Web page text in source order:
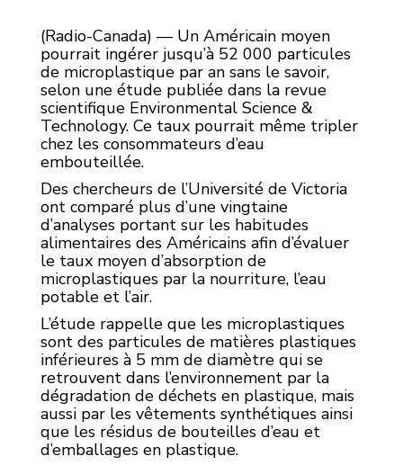
(Radio-Canada) — Un Américain moyen
pourrait ingérer jusqu’à 52 000 particules
de microplastique par an sans le savoir,
selon une étude publiée dans la revue
scientifique Environmental Science &
Technology. Ce taux pourrait même tripler
chez les consommateurs d’eau
embouteillée.
Des chercheurs de l’Université de Victoria
ont comparé plus d’une vingtaine
d’analyses portant sur les habitudes
alimentaires des Américains afin d’évaluer
le taux moyen d’absorption de
microplastiques par la nourriture, l’eau
potable et l’air.
L’étude rappelle que les microplastiques
sont des particules de matières plastiques
inférieures à 5 mm de diamètre qui se
retrouvent dans l’environnement par la
dégradation de déchets en plastique, mais
aussi par les vêtements synthétiques ainsi
que les résidus de bouteilles d’eau et
d’emballages en plastique.